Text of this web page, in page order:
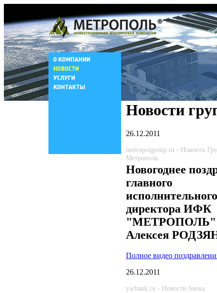
Новости
26.12.2011
metropolgroup.ru - Новости
Метрополь
Новогоднее
главного
исполнительного
директора ИФК
"МЕТРОПОЛЬ"
Алексея
Полное видео
26.12.2011
yarbank.ru - Новости банка